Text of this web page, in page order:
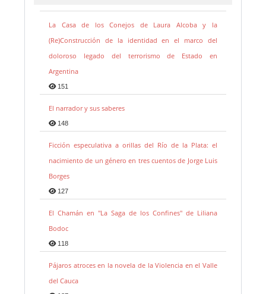
La Casa de los Conejos de Laura Alcoba y la
(Re)Construcción de la identidad en el marco del
doloroso legado del terrorismo de Estado en
Argentina
151
El narrador y sus saberes
148
Ficción especulativa a orillas del Río de la Plata: el
nacimiento de un género en tres cuentos de Jorge Luis
Borges
127
El Chamán en "La Saga de los Confines" de Liliana
Bodoc
118
Pájaros atroces en la novela de la Violencia en el Valle
del Cauca